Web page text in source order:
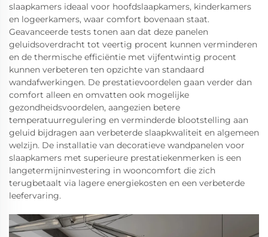
slaapkamers ideaal voor hoofdslaapkamers, kinderkamers
en logeerkamers, waar comfort bovenaan staat.
Geavanceerde tests tonen aan dat deze panelen
geluidsoverdracht tot veertig procent kunnen verminderen
en de thermische efficiëntie met vijfentwintig procent
kunnen verbeteren ten opzichte van standaard
wandafwerkingen. De prestatievoordelen gaan verder dan
comfort alleen en omvatten ook mogelijke
gezondheidsvoordelen, aangezien betere
temperatuurregulering en verminderde blootstelling aan
geluid bijdragen aan verbeterde slaapkwaliteit en algemeen
welzijn. De installatie van decoratieve wandpanelen voor
slaapkamers met superieure prestatiekenmerken is een
langetermijninvestering in wooncomfort die zich
terugbetaalt via lagere energiekosten en een verbeterde
leefervaring.